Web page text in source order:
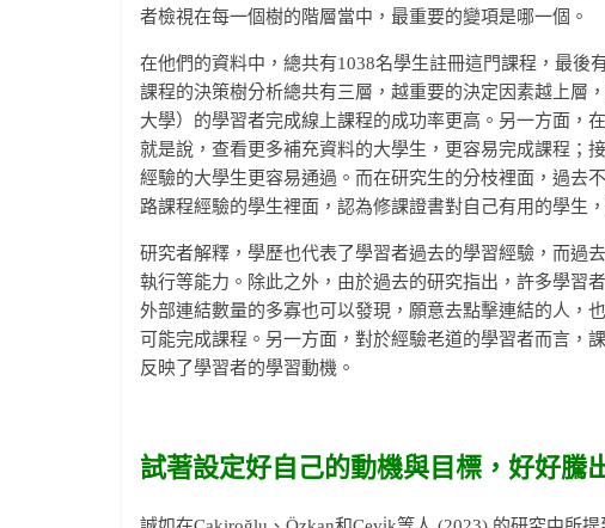
者檢視在每一個樹的階層當中，最重要的變項是哪一個。
在他們的資料中，總共有1038名學生註冊這門課程，最後
課程的決策樹分析總共有三層，越重要的決定因素越上層
大學）的學習者完成線上課程的成功率更高。另一方面，
就是說，查看更多補充資料的大學生，更容易完成課程；
經驗的大學生更容易通過。而在研究生的分枝裡面，過去
路課程經驗的學生裡面，認為修課證書對自己有用的學生
研究者解釋，學歷也代表了學習者過去的學習經驗，而過
執行等能力。除此之外，由於過去的研究指出，許多學習
外部連結數量的多寡也可以發現，願意去點擊連結的人，
可能完成課程。另一方面，對於經驗老道的學習者而言，
反映了學習者的學習動機。
試著設定好自己的動機與目標，好好騰